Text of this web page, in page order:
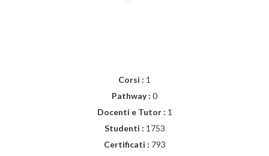
Corsi : 1
Pathway : 0
Docenti e Tutor : 1
Studenti : 1753
Certificati : 793